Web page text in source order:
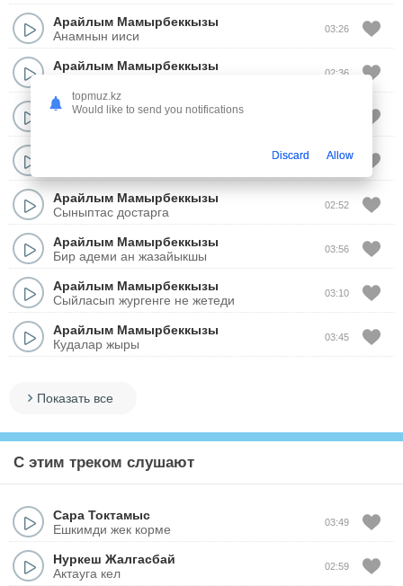
Арайлым Мамырбеккызы
Анамнын ииси
03:26
Арайлым Мамырбеккызы
02:36
Арайлым Мамырбеккызы
02:45
Арайлым Мамырбеккызы
Сыныптас достарга
02:52
Арайлым Мамырбеккызы
Бир адеми ан жазайыкшы
03:56
Арайлым Мамырбеккызы
Сыйласып жургенге не жетеди
03:10
Арайлым Мамырбеккызы
Кудалар жыры
03:45
Показать все
С этим треком слушают
Сара Токтамыс
Ешкимди жек корме
03:49
Нуркеш Жалгасбай
Актауга кел
02:59
topmuz.kz
Would like to send you notifications
Discard Allow